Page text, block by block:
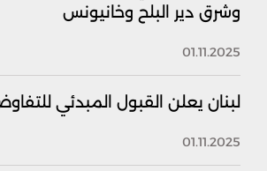
وشرق دير البلح وخانيونس
01.11.2025
لبنان يعلن القبول المبدئي
01.11.2025